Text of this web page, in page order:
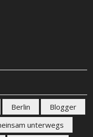
Berlin
Blogger
unterwegs